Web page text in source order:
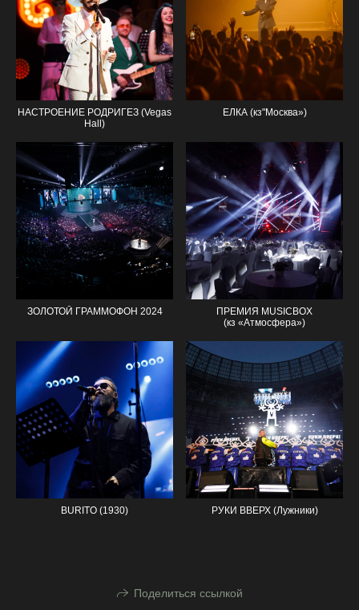
НАСТРОЕНИЕ РОДРИГЕЗ (Vegas
Hall)
ЕЛКА (кз"Москва»)
ЗОЛОТОЙ ГРАММОФОН 2024
ПРЕМИЯ MUSICBOX
(кз «Атмосфера»)
BURITO (1930) РУКИ ВВЕРХ (Лужники)
Поделиться ссылкой